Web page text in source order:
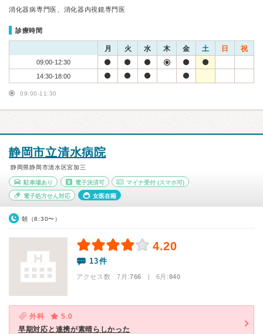
消化器病専門医、消化器内視鏡専門医
診療時間
月 火 水 木 金 土 日 祝
09:00-12:30
14:30-18:00
09:00-11:30
静岡市立清水病院
静岡県静岡市清水区宮加三
駐車場あり 電子決済可 マイナ受付 (スマホ可)
電子処方せん対応 女医在籍
朝（8:30〜）
4.20
13件
アクセス数 7月:766 | 6月:840
外科
5.0
早期対応と連携が素晴らしかった